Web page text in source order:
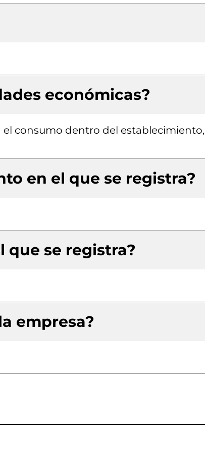
económicas?
consumo dentro del establecimiento,
en el que se registra?
que se registra?
empresa?